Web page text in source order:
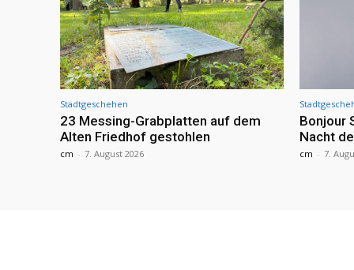
Stadtgeschehen
23 Messing-Grabplatten auf dem
Alten Friedhof gestohlen
cm - 7. August 2026
Bonjour
Nacht
cm - 7.